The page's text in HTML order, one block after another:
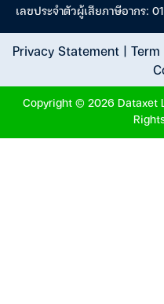
เลขประจำตัวผู้เสียภาษีอากร:
Privacy Statement|
Copyright © 2026 Dataxet